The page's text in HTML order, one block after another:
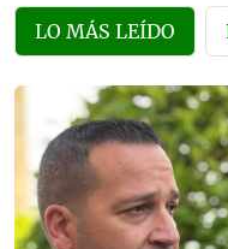
LO MÁS LEÍDO